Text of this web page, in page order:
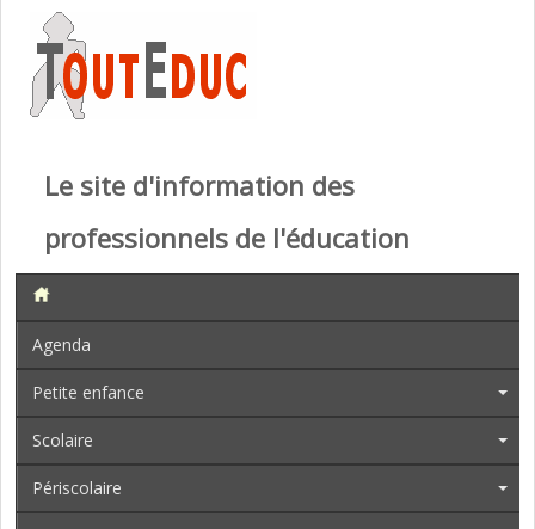
Le site d'information des
professionnels de l'éducation
Agenda
Petite enfance
Scolaire
Périscolaire